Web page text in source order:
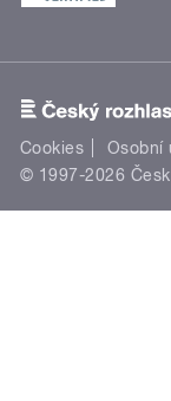
Cookies Osobní
© 1997-2026